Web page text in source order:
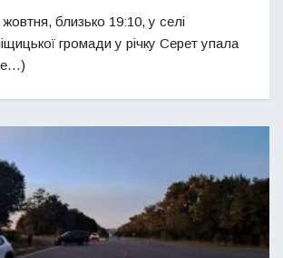
близько 19:10, у селі
громади у річку Серет упала